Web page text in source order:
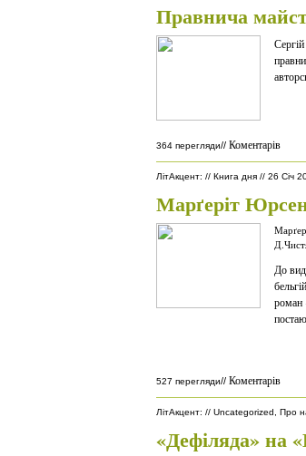
Правнича
364 перегляди// Коментарів
ЛітАкцент: // Книга дня // 26 Січ
Марґеріт
До
роман
527 перегляди// Коментарів
ЛітАкцент: // Uncategorized Про
«Дефіляда» на